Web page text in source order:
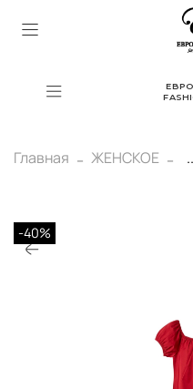
Главная ЖЕНСКОЕ
-40%